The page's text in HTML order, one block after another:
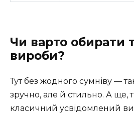
Чи варто обирати
вироби?
Тут без жодного сумніву —
зручно, але й стильно. А ще,
класичний усвідомлений